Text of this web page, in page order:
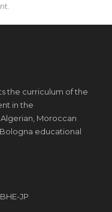
the curriculum of the
in the
Moroccan
educational
JP